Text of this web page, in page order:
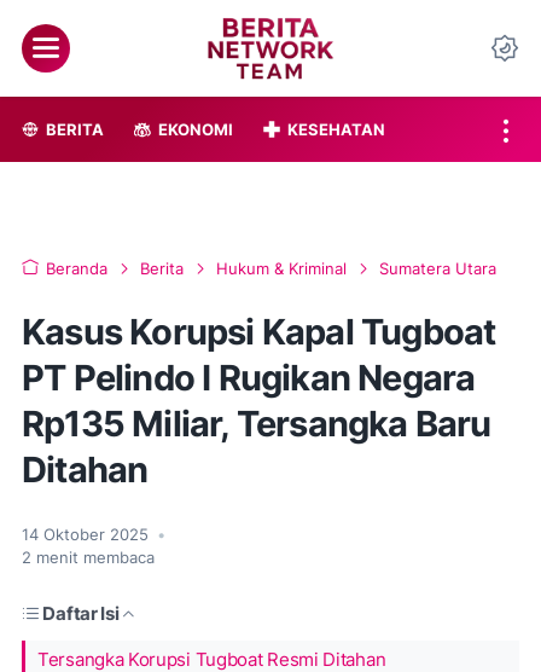
BERITA EKONOMI KESEHATAN
Beranda Berita Hukum & Kriminal Sumatera Utara
Kasus Korupsi Kapal Tugboat
PT Pelindo I Rugikan Negara
Rp135 Miliar, Tersangka Baru
Ditahan
14 Oktober 2025
•
2 menit membaca
Daftar Isi
Tersangka Korupsi Tugboat Resmi Ditahan